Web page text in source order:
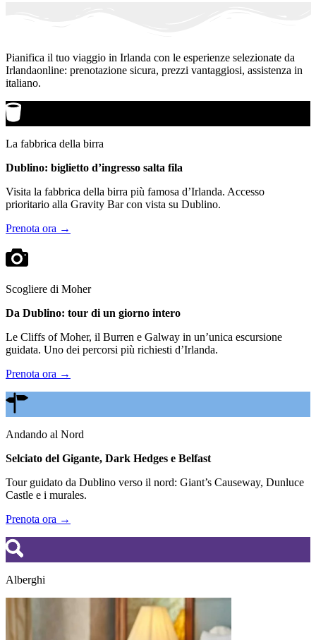
Pianifica il tuo viaggio in Irlanda con le esperienze selezionate da
Irlandaonline: prenotazione sicura, prezzi vantaggiosi, assistenza in
italiano.
La fabbrica della birra
Dublino: biglietto d’ingresso salta fila
Visita la fabbrica della birra più famosa d’Irlanda. Accesso
prioritario alla Gravity Bar con vista su Dublino.
Prenota ora →
Scogliere di Moher
Da Dublino: tour di un giorno intero
Le Cliffs of Moher, il Burren e Galway in un’unica escursione
guidata. Uno dei percorsi più richiesti d’Irlanda.
Prenota ora →
Andando al Nord
Selciato del Gigante, Dark Hedges e Belfast
Tour guidato da Dublino verso il nord: Giant’s Causeway, Dunluce
Castle e i murales.
Prenota ora →
Alberghi